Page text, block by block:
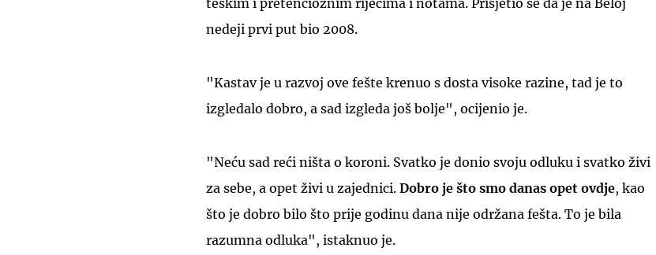
teškim i pretencioznim riječima i notama. Prisjetio se da je na Beloj
nedeji prvi put bio 2008.
"Kastav je u razvoj ove fešte krenuo s dosta visoke razine, tad je to
izgledalo dobro, a sad izgleda još bolje", ocijenio je.
"Neću sad reći ništa o koroni. Svatko je donio svoju odluku i svatko živi
za sebe, a opet živi u zajednici. Dobro je što smo danas opet ovdje, kao
što je dobro bilo što prije godinu dana nije održana fešta. To je bila
razumna odluka", istaknuo je.
UKLJUČITE NOTIFIKACIJE